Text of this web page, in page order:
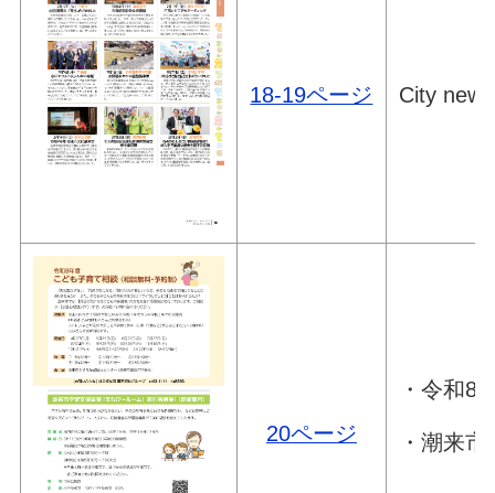
18-19ページ City
20ページ
・令和8
・潮来